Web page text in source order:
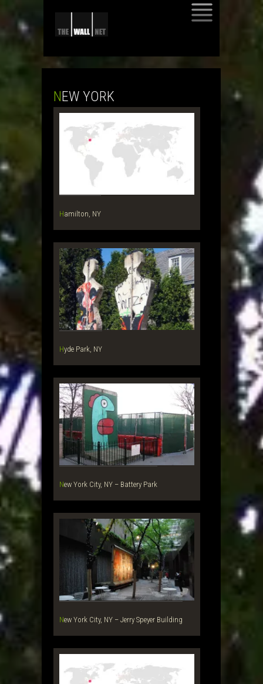
SKIP
NEW YORK
Hamilton, NY
Hyde Park, NY
New York City, NY – Battery Park
New York City, NY – Jerry Speyer Building